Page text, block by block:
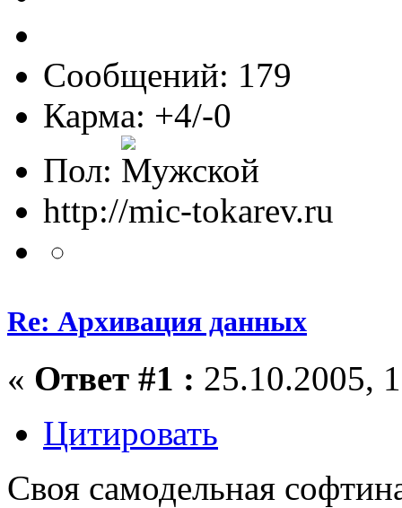
Сообщений: 179
Карма: +4/-0
Пол:
http://mic-tokarev.ru
Re: Архивация данных
« Ответ #1 : 25.10.2005,
Цитировать
Своя самодельная